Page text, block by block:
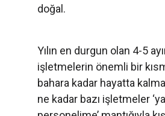
doğal.
Yılın en durgun olan 4-5
işletmelerin önemli bir
bahara kadar hayatta
ne kadar bazı işletmeler